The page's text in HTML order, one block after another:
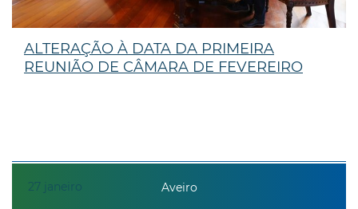
27 janeiro
ALTERAÇÃO À DATA DA PRIMEIRA
REUNIÃO DE CÂMARA DE FEVEREIRO
Aveiro